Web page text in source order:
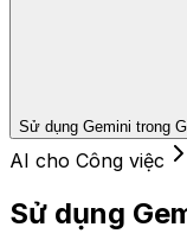
Sử dụng Gemini trong
AI cho Công việc
Sử dụng